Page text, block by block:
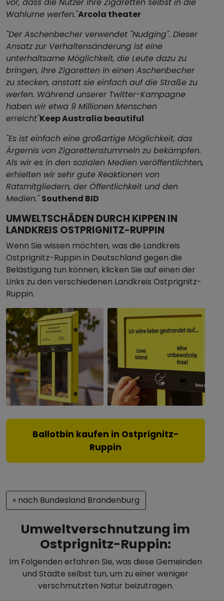
Wahlurne werfen."Arcola theater
"Der Aschenbecher verwendet "Nudging". Dieser
Ansatz zur Verhaltensänderung ist eine
unterhaltsame Möglichkeit, die Leute dazu zu
bringen, ihre Zigaretten in einen Aschenbecher
zu stecken, anstatt sie einfach auf die Straße zu
werfen. Während unserer Twitter-Kampagne
haben wir etwa 9 Millionen Menschen
erreicht"Keep Australia beautiful
"Es ist einfach eine großartige Möglichkeit, das
Ärgernis von Zigarettenstummeln zu bekämpfen.
Als wir es in den sozialen Medien veröffentlichten,
erhielten wir sehr gute Reaktionen von
Ratsmitgliedern, der Öffentlichkeit und den
Medien." Southend BID
UMWELTSCHÄDEN DURCH KIPPEN IN
LANDKREIS OSTPRIGNITZ-RUPPIN
Wenn Sie wissen möchten, was die Landkreis
Ostprignitz-Ruppin in Deutschland gegen die
Belästigung tun können, klicken Sie auf einen der
Links zu den verschiedenen Landkreis Ostprignitz-
Ruppin.
Ballotbin kaufen in Ostprignitz-
Ruppin
« nach Bundesland Brandenburg
Umweltverschnutzung im
Ostprignitz-Ruppin:
Im Folgenden erfahren Sie, was diese Gemeinden
und Städte selbst tun, um zu einer weniger
verschmutzten Natur beizutragen.